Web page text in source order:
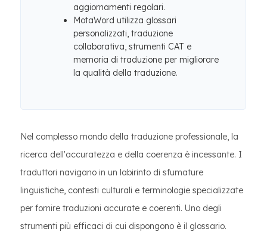
aggiornamenti regolari.
MotaWord utilizza glossari
personalizzati, traduzione
collaborativa, strumenti CAT e
memoria di traduzione per migliorare
la qualità della traduzione.
Nel complesso mondo della traduzione professionale, la
ricerca dell'accuratezza e della coerenza è incessante. I
traduttori navigano in un labirinto di sfumature
linguistiche, contesti culturali e terminologie specializzate
per fornire traduzioni accurate e coerenti. Uno degli
strumenti più efficaci di cui dispongono è il glossario.